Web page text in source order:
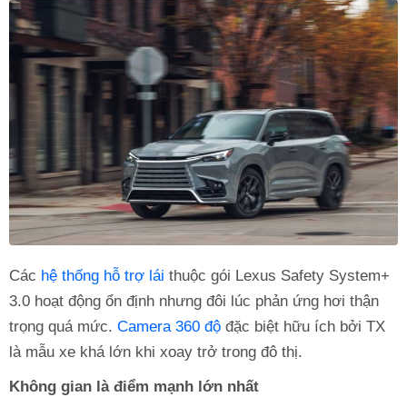
Các hệ thống hỗ trợ lái thuộc gói Lexus Safety System+
3.0 hoạt động ổn định nhưng đôi lúc phản ứng hơi thận
trọng quá mức. Camera 360 độ đặc biệt hữu ích bởi TX
là mẫu xe khá lớn khi xoay trở trong đô thị.
Không gian là điểm mạnh lớn nhất